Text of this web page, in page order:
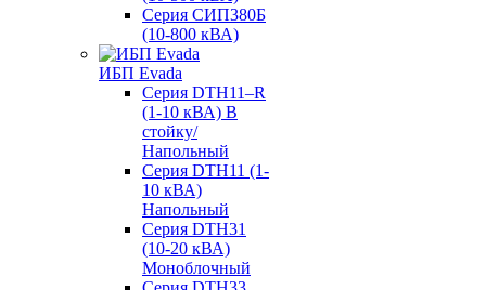
Серия СИП380Б
(10-800 кВА)
ИБП Evada
Серия DTH11–R
(1-10 кВА) В
стойку/
Напольный
Серия DTH11 (1-
10 кВА)
Напольный
Серия DTH31
(10-20 кВА)
Моноблочный